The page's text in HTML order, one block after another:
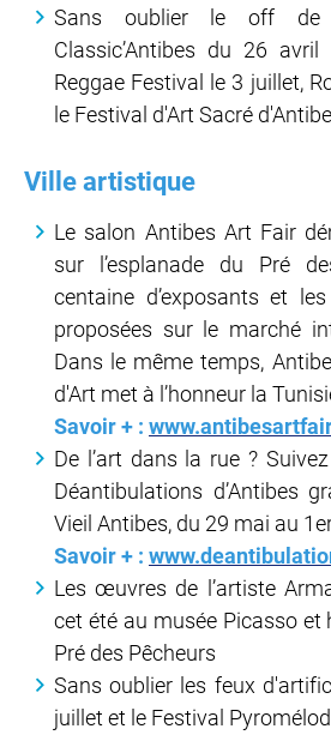
Sans oublier le off
Classic’Antibes du 26
Reggae Festival le 3 juillet,
le Festival d'Art Sacré
Ville artistique
Le salon Antibes Art Fair
sur l’esplanade du Pré
centaine d’exposants et
proposées sur le marché
Dans le même temps,
d'Art met à l’honneur la
Savoir + :
De l’art dans la rue ?
Déantibulations d’Antibes
Vieil Antibes, du 29 mai au
Savoir + :
Les œuvres de l’artiste
cet été au musée Picasso et
Pré des Pêcheurs
Sans oublier les feux
juillet et le Festival